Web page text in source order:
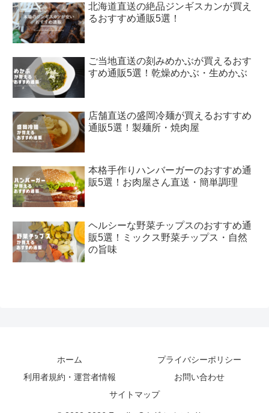
北海道直送の絶品ジンギスカンが買え
るおすすめ通販5選！
ご当地直送の刻みめかぶが買えるおす
すめ通販5選！乾燥めかぶ・生めかぶ
店舗直送の盛岡冷麺が買えるおすすめ
通販5選！製麺所・焼肉屋
本格手作りハンバーガーのおすすめ通
販5選！お肉屋さん直送・簡単調理
ヘルシーな野菜チップスのおすすめ通
販5選！ミックス野菜チップス・自然
の旨味
ホーム
プライバシーポリシー
利用者規約・運営者情報
お問い合わせ
サイトマップ